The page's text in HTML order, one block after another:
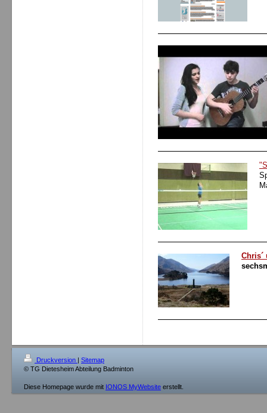
Chris´
Druckversion | Sitemap
© TG Dietesheim Abteilung Badminton
Diese Homepage wurde mit IONOS MyWebsite erstellt.